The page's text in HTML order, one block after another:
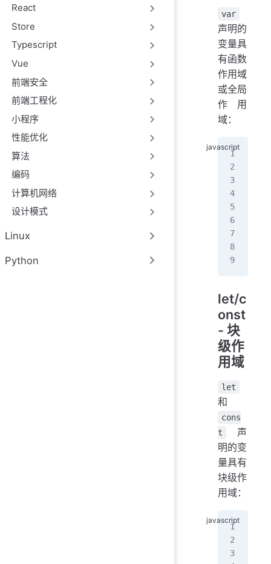
React
Store
Typescript
Vue
前端安全
前端工程化
小程序
性能优化
算法
编码
计算机网络
设计模式
Linux
Python
var
声明的
变量具
有函数
作用域
或全局
作用
域：
let/c
onst
- 块
级作
用域
let
和
cons
t
声
明的变
量具有
块级作
用域：